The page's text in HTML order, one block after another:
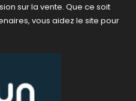
sur la vente. Que ce soit
vous aidez le site pour